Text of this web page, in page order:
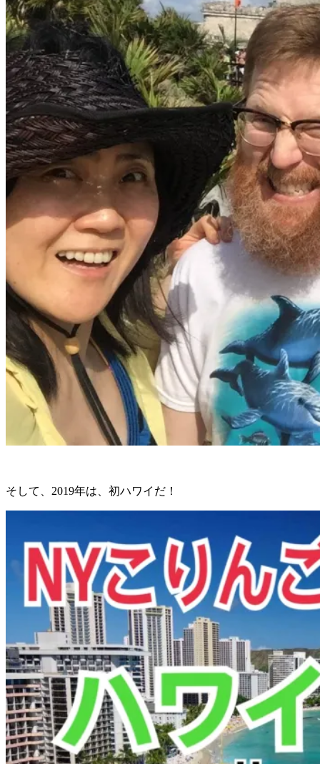
そして、2019年は、初ハワイだ！